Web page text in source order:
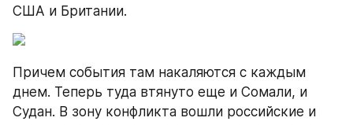
США и Британии.
Причем события там накаляются с каждым
днем. Теперь туда втянуто еще и Сомали, и
Судан. В зону конфликта вошли российские и